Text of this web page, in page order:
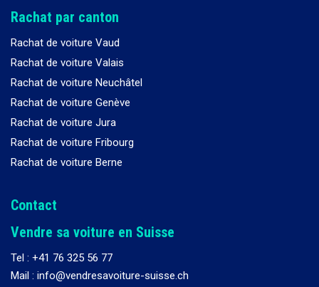
Rachat par canton
Rachat de voiture Vaud
Rachat de voiture Valais
Rachat de voiture Neuchâtel
Rachat de voiture Genève
Rachat de voiture Jura
Rachat de voiture Fribourg
Rachat de voiture Berne
Contact
Vendre sa voiture en Suisse
Tel : +41 76 325 56 77
Mail : info@vendresavoiture-suisse.ch